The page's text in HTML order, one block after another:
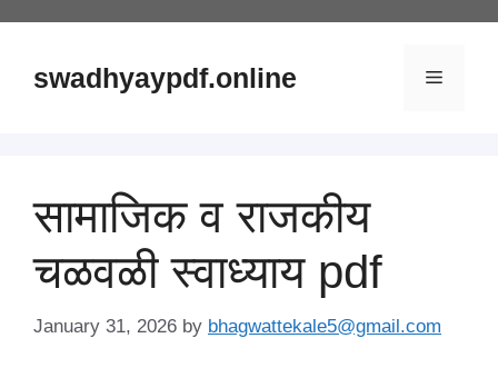
contentswadhyaypdf.online Menu
सामाजिक व राजकीय
चळवळी स्वाध्याय pdf
January 31, 2026 by bhagwattekale5@gmail.com